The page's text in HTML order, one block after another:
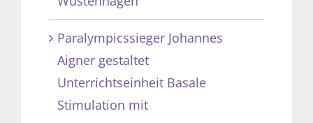
Paralympicssieger Johannes
Aigner gestaltet
Unterrichtseinheit Basale
Stimulation mit